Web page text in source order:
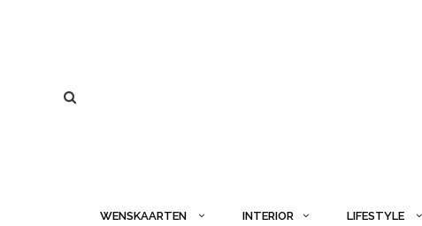
WENSKAARTEN INTERIOR LIFESTYLE